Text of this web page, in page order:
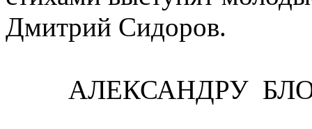
Дмитрий Сидоров.
АЛЕКСАНДРУ